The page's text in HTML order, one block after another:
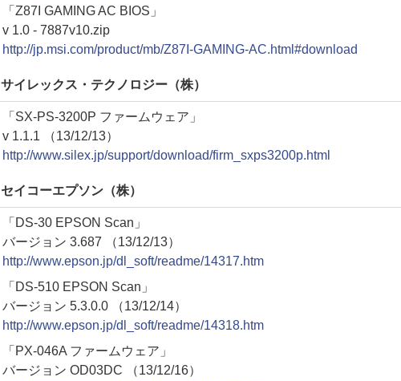
「Z87I GAMING AC BIOS」
v 1.0 - 7887v10.zip
http://jp.msi.com/product/mb/Z87I-GAMING-AC.html#download
サイレックス・テクノロジー（株）
「SX-PS-3200P ファームウェア」
v 1.1.1 （13/12/13）
http://www.silex.jp/support/download/firm_sxps3200p.html
セイコーエプソン（株）
「DS-30 EPSON Scan」
バージョン 3.687 （13/12/13）
http://www.epson.jp/dl_soft/readme/14317.htm
「DS-510 EPSON Scan」
バージョン 5.3.0.0 （13/12/14）
http://www.epson.jp/dl_soft/readme/14318.htm
「PX-046A ファームウェア」
バージョン OD03DC （13/12/16）